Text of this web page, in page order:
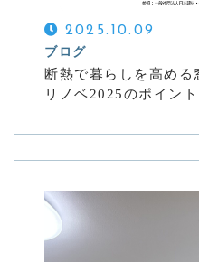
2025.10.09
ブログ
断熱で暮らしを高める
リノベ2025のポイント